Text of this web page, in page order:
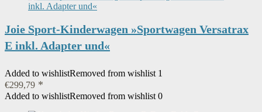
Joie Sport-Kinderwagen »Sportwagen Versatrax
E inkl. Adapter und«
Added to wishlistRemoved from wishlist 1
€299,79
Added to wishlistRemoved from wishlist 0